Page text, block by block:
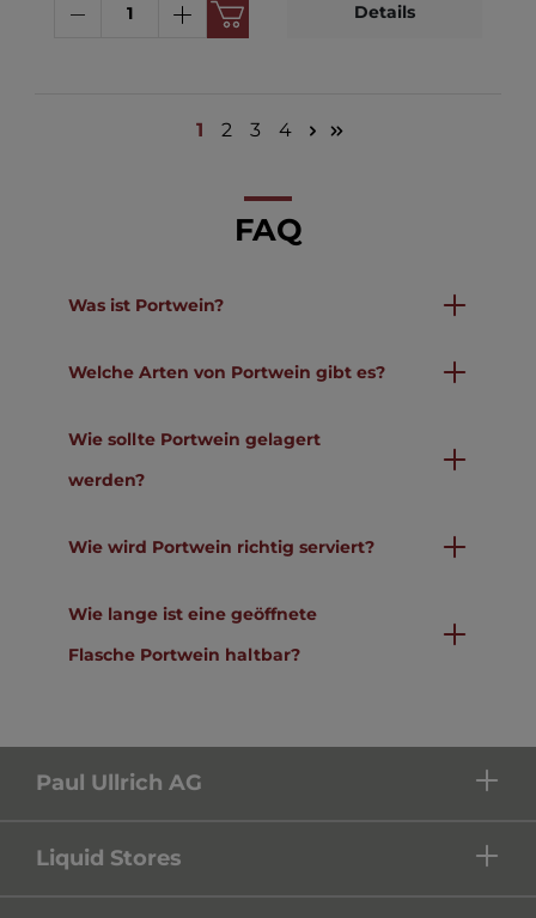
Details
1 2 3 4
FAQ
Was ist Portwein?
Welche Arten von Portwein gibt es?
Wie sollte Portwein gelagert
werden?
Wie wird Portwein richtig serviert?
Wie lange ist eine geöffnete
Flasche Portwein haltbar?
Paul Ullrich AG
Liquid Stores